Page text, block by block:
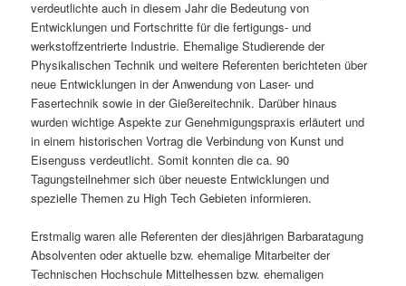
verdeutlichte auch in diesem Jahr die Bedeutung von
Entwicklungen und Fortschritte für die fertigungs- und
werkstoffzentrierte Industrie. Ehemalige Studierende der
Physikalischen Technik und weitere Referenten berichteten über
neue Entwicklungen in der Anwendung von Laser- und
Fasertechnik sowie in der Gießereitechnik. Darüber hinaus
wurden wichtige Aspekte zur Genehmigungspraxis erläutert und
in einem historischen Vortrag die Verbindung von Kunst und
Eisenguss verdeutlicht. Somit konnten die ca. 90
Tagungsteilnehmer sich über neueste Entwicklungen und
spezielle Themen zu High Tech Gebieten informieren.
Erstmalig waren alle Referenten der diesjährigen Barbaratagung
Absolventen oder aktuelle bzw. ehemalige Mitarbeiter der
Technischen Hochschule Mittelhessen bzw. ehemaligen